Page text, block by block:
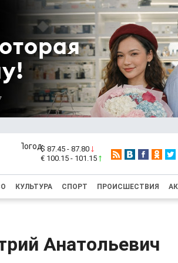
$ 87.45 - 87.80
€ 100.15 - 101.15
КУЛЬТУРА СПОРТ ПРОИСШЕСТВИЯ
Анатольевич